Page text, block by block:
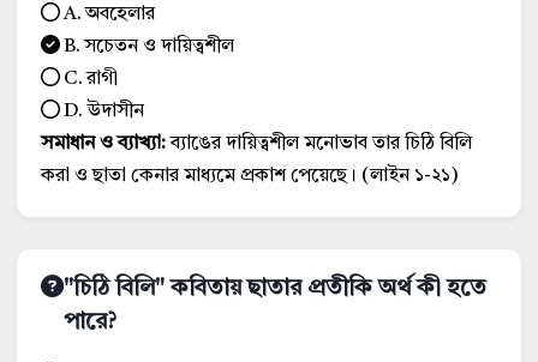
A. অবহেলার
B. সচেতন ও দায়িত্বশীল
C. রাগী
D. উদাসীন
সমাধান ও ব্যাখ্যা:ব্যাঙের দায়িত্বশীল মনোভাব তার চিঠি বিলি
করা ও ছাতা কেনার মাধ্যমে প্রকাশ পেয়েছে। (লাইন ১-২১)
"চিঠি বিলি" কবিতায় ছাতার প্রতীকি অর্থ কী হতে
পারে?